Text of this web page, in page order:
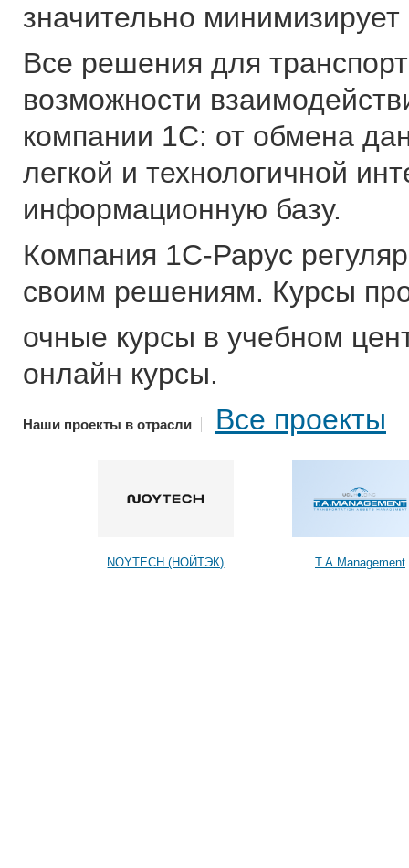
значительно минимизирует
Все решения для
возможности
компании 1С: от обмена
легкой и технологичной
информационную базу.
Компания 1С-Рарус
своим решениям. Курсы
очные курсы в учебном
онлайн курсы.
Наши проекты в отрасли Все проекты
NOYTECH (НОЙТЭК) T.A.Management